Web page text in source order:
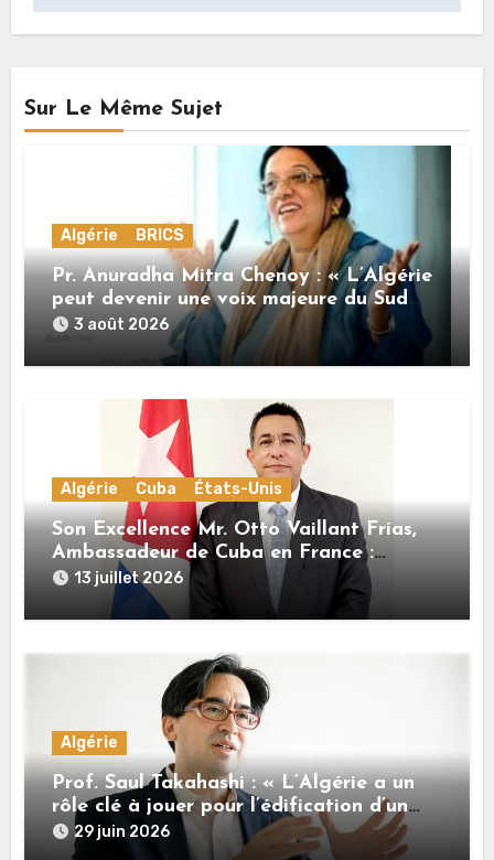
Sur Le Même Sujet
Algérie BRICS
Pr. Anuradha Mitra Chenoy : « L’Algérie
peut devenir une voix majeure du Sud
Global »
3 août 2026
Algérie Cuba États-Unis
Son Excellence Mr. Otto Vaillant Frías,
Ambassadeur de Cuba en France :
« Cuba et l’Algérie sont unies par une
histoire commune de lutte pour
l’indépendance, la dignité et la justice
13 juillet 2026
Algérie
Prof. Saul Takahashi : « L’Algérie a un
rôle clé à jouer pour l’édification d’un
nouvel ordre international plus juste »
29 juin 2026